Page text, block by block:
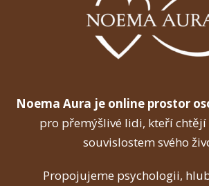
Noema Aura je online prostor
pro přemýšlivé lidi, kteří
souvislostem svého
Propojujeme psychologii,